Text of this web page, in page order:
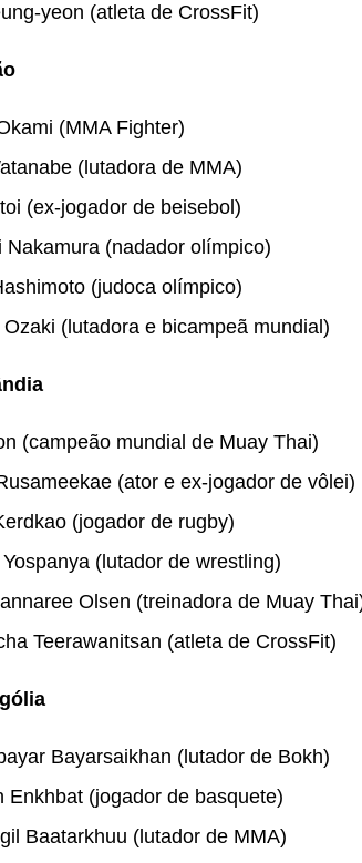
yeon (atleta de CrossFit)
(MMA Fighter)
(lutadora de MMA)
(ex-jogador de beisebol)
Nakamura (nadador olímpico)
(judoca olímpico)
(lutadora e bicampeã mundial)
(campeão mundial de Muay Thai)
(ator e ex-jogador de vôlei)
(jogador de rugby)
(lutador de wrestling)
Olsen (treinadora de Muay
Teerawanitsan (atleta de CrossFit)
Bayarsaikhan (lutador de Bokh)
Enkhbat (jogador de basquete)
Baatarkhuu (lutador de MMA)